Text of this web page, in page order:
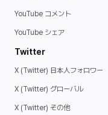
YouTube コメント
YouTube シェア
Twitter
X (Twitter) 日本人フォロワー
X (Twitter) グローバル
X (Twitter) その他